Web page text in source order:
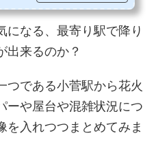
になる、最寄り駅で降り
出来るのか？
つである小菅駅から花火
ーや屋台や混雑状況につ
を入れつつまとめてみま